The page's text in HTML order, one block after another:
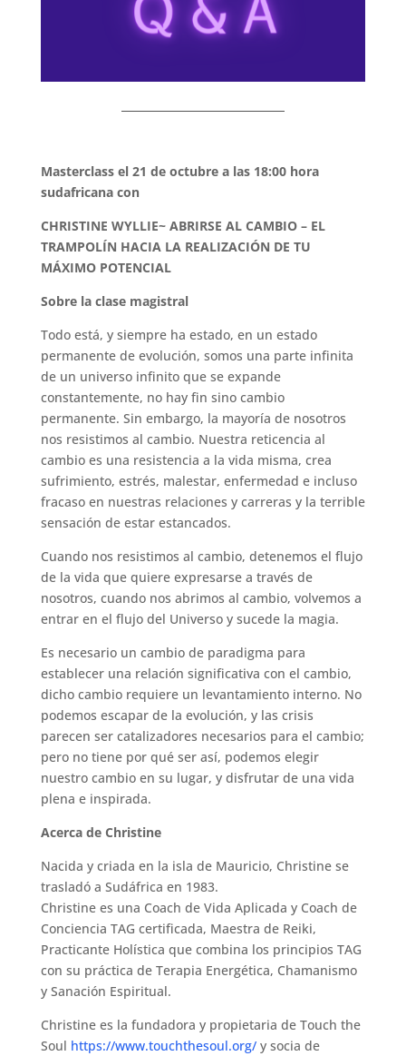
Masterclass el 21 de octubre a las 18:00 hora
sudafricana con
CHRISTINE WYLLIE~ ABRIRSE AL CAMBIO – EL
TRAMPOLÍN HACIA LA REALIZACIÓN DE TU
MÁXIMO POTENCIAL
Sobre la clase magistral
Todo está, y siempre ha estado, en un estado
permanente de evolución, somos una parte infinita
de un universo infinito que se expande
constantemente, no hay fin sino cambio
permanente. Sin embargo, la mayoría de nosotros
nos resistimos al cambio. Nuestra reticencia al
cambio es una resistencia a la vida misma, crea
sufrimiento, estrés, malestar, enfermedad e incluso
fracaso en nuestras relaciones y carreras y la terrible
sensación de estar estancados.
Cuando nos resistimos al cambio, detenemos el flujo
de la vida que quiere expresarse a través de
nosotros, cuando nos abrimos al cambio, volvemos a
entrar en el flujo del Universo y sucede la magia.
Es necesario un cambio de paradigma para
establecer una relación significativa con el cambio,
dicho cambio requiere un levantamiento interno. No
podemos escapar de la evolución, y las crisis
parecen ser catalizadores necesarios para el cambio;
pero no tiene por qué ser así, podemos elegir
nuestro cambio en su lugar, y disfrutar de una vida
plena e inspirada.
Acerca de Christine
Nacida y criada en la isla de Mauricio, Christine se
trasladó a Sudáfrica en 1983.
Christine es una Coach de Vida Aplicada y Coach de
Conciencia TAG certificada, Maestra de Reiki,
Practicante Holística que combina los principios TAG
con su práctica de Terapia Energética, Chamanismo
y Sanación Espiritual.
Christine es la fundadora y propietaria de Touch the
Soul https://www.touchthesoul.org/y socia de